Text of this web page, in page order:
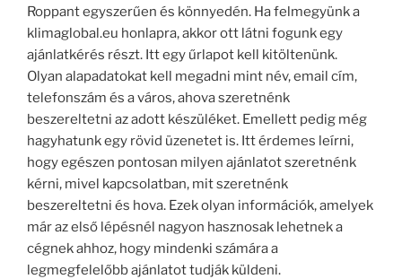
Roppant egyszerűen és könnyedén. Ha felmegyünk a
klimaglobal.eu honlapra, akkor ott látni fogunk egy
ajánlatkérés részt. Itt egy űrlapot kell kitöltenünk.
Olyan alapadatokat kell megadni mint név, email cím,
telefonszám és a város, ahova szeretnénk
beszereltetni az adott készüléket. Emellett pedig még
hagyhatunk egy rövid üzenetet is. Itt érdemes leírni,
hogy egészen pontosan milyen ajánlatot szeretnénk
kérni, mivel kapcsolatban, mit szeretnénk
beszereltetni és hova. Ezek olyan információk, amelyek
már az első lépésnél nagyon hasznosak lehetnek a
cégnek ahhoz, hogy mindenki számára a
legmegfelelőbb ajánlatot tudják küldeni.